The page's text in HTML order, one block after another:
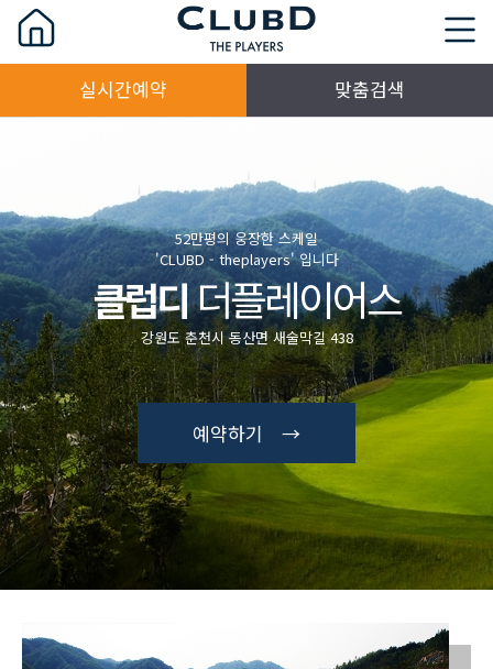
실시간예약 맞춤검색
52만평의 웅장한 스케일
'CLUBD - theplayers' 입니다
클럽디더플레이어스
강원도 춘천시 동산면 새술막길 438
예약하기 →